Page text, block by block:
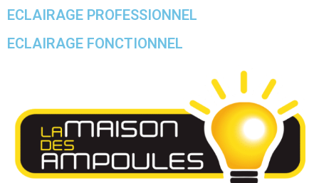
ECLAIRAGE PROFESSIONNEL
ECLAIRAGE FONCTIONNEL